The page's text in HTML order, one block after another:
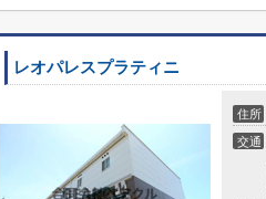
レオパレスプラティニ
住所
交通